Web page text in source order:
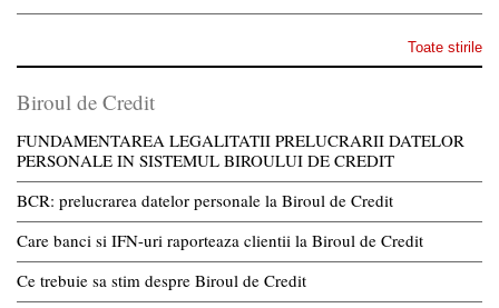
Toate stirile
Biroul de Credit
FUNDAMENTAREA LEGALITATII PRELUCRARII DATELOR
PERSONALE IN SISTEMUL BIROULUI DE CREDIT
BCR: prelucrarea datelor personale la Biroul de Credit
Care banci si IFN-uri raporteaza clientii la Biroul de Credit
Ce trebuie sa stim despre Biroul de Credit